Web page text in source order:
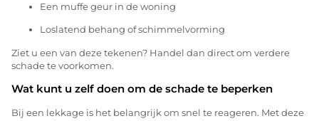
Een muffe geur in de woning
Loslatend behang of schimmelvorming
Ziet u een van deze tekenen? Handel dan direct om verdere
schade te voorkomen.
Wat kunt u zelf doen om de schade te beperken
Bij een lekkage is het belangrijk om snel te reageren. Met deze